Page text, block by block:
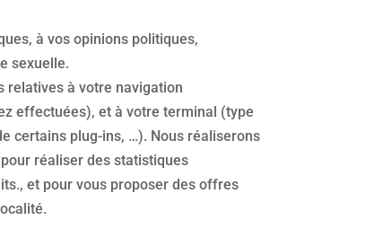
à vos opinions politiques,
sexuelle.
relatives à votre navigation
effectuées), et à votre terminal (type
certains plug-ins, …). Nous réaliserons
réaliser des statistiques
et pour vous proposer des offres